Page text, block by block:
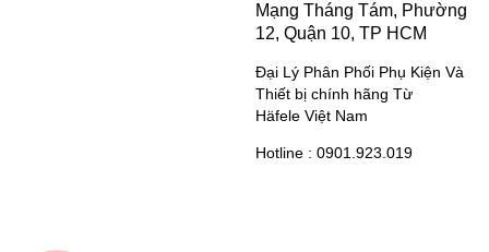
Mạng Tháng Tám, Phường
12, Quận 10, TP HCM
Đại Lý Phân Phối Phụ Kiện Và
Thiết bị chính hãng Từ
Häfele Việt Nam
Hotline : 0901.923.019